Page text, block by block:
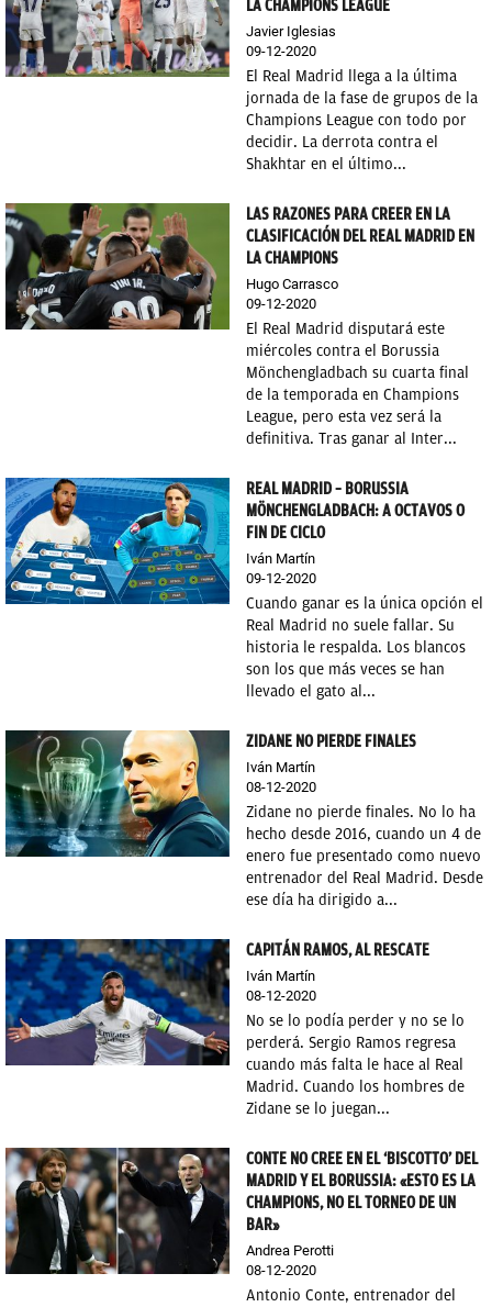
LA CHAMPIONS LEAGUE
Javier Iglesias
09-12-2020
El Real Madrid llega a la última
jornada de la fase de grupos de la
Champions League con todo por
decidir. La derrota contra el
Shakhtar en el último...
LAS RAZONES PARA CREER EN LA
CLASIFICACIÓN DEL REAL MADRID EN
LA CHAMPIONS
Hugo Carrasco
09-12-2020
El Real Madrid disputará este
miércoles contra el Borussia
Mönchengladbach su cuarta final
de la temporada en Champions
League, pero esta vez será la
definitiva. Tras ganar al Inter...
REAL MADRID – BORUSSIA
MÖNCHENGLADBACH: A OCTAVOS O
FIN DE CICLO
Iván Martín
09-12-2020
Cuando ganar es la única opción el
Real Madrid no suele fallar. Su
historia le respalda. Los blancos
son los que más veces se han
llevado el gato al...
ZIDANE NO PIERDE FINALES
Iván Martín
08-12-2020
Zidane no pierde finales. No lo ha
hecho desde 2016, cuando un 4 de
enero fue presentado como nuevo
entrenador del Real Madrid. Desde
ese día ha dirigido a...
CAPITÁN RAMOS, AL RESCATE
Iván Martín
08-12-2020
No se lo podía perder y no se lo
perderá. Sergio Ramos regresa
cuando más falta le hace al Real
Madrid. Cuando los hombres de
Zidane se lo juegan...
CONTE NO CREE EN EL ‘BISCOTTO’ DEL
MADRID Y EL BORUSSIA: «ESTO ES LA
CHAMPIONS, NO EL TORNEO DE UN
BAR»
Andrea Perotti
08-12-2020
Antonio Conte, entrenador del